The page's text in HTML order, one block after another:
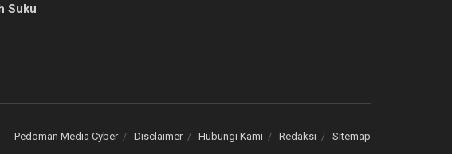
Suku
Pedoman Media Cyber Disclaimer Hubungi Kami Redaksi Sitemap